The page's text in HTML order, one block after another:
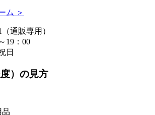
ム ＞
通販専用）
19：00
日
）の見方
品